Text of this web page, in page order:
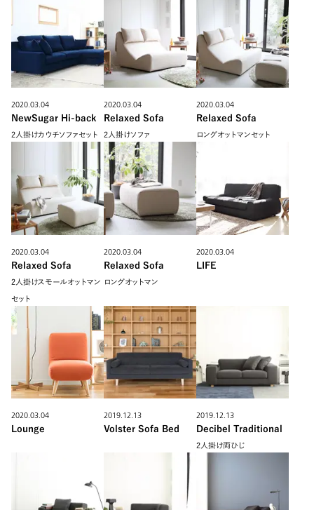
2020.03.04
NewSugar Hi-back
2人掛けカウチソファセット
2020.03.04
Relaxed Sofa
2人掛けソファ
2020.03.04
Relaxed Sofa
ロングオットマンセット
2020.03.04
Relaxed Sofa
2人掛けスモールオットマン
セット
2020.03.04
Relaxed Sofa
ロングオットマン
2020.03.04
LIFE
2020.03.04
Lounge
2019.12.13
Volster Sofa Bed
2019.12.13
Decibel Traditional
2人掛け両ひじ